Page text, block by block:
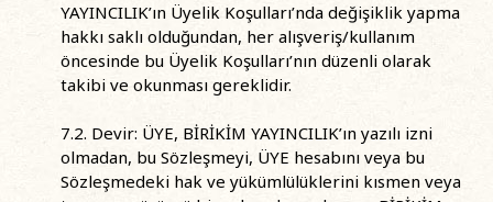
YAYINCILIK’ın Üyelik Koşulları’nda değişiklik yapma
hakkı saklı olduğundan, her alışveriş/kullanım
öncesinde bu Üyelik Koşulları’nın düzenli olarak
takibi ve okunması gereklidir.
7.2. Devir: ÜYE, BİRİKİM YAYINCILIK’ın yazılı izni
olmadan, bu Sözleşmeyi, ÜYE hesabını veya bu
Sözleşmedeki hak ve yükümlülüklerini kısmen veya